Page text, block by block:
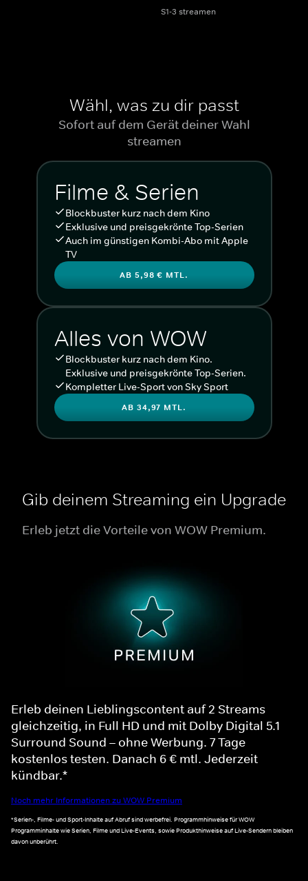
S1-3 streamen
Wähl, was zu dir passt
Sofort auf dem Gerät deiner Wahl
streamen
Filme & Serien
Blockbuster kurz nach dem Kino
Exklusive und preisgekrönte Top-Serien
Auch im günstigen Kombi-Abo mit Apple
TV
AB 5,98 € MTL.
Alles von WOW
Blockbuster kurz nach dem Kino.
Exklusive und preisgekrönte Top-Serien.
Kompletter Live-Sport von Sky Sport
AB 34,97 MTL.
Gib deinem Streaming ein Upgrade
Erleb jetzt die Vorteile von WOW Premium.
Erleb deinen Lieblingscontent auf 2 Streams
gleichzeitig, in Full HD und mit Dolby Digital 5.1
Surround Sound – ohne Werbung. 7 Tage
kostenlos testen. Danach 6 € mtl. Jederzeit
kündbar.*
Noch mehr Informationen zu WOW Premium
*Serien-, Filme- und Sport-Inhalte auf Abruf sind werbefrei. Programmhinweise für WOW
Programminhalte wie Serien, Filme und Live-Events, sowie Produkthinweise auf Live-Sendern bleiben
davon unberührt.